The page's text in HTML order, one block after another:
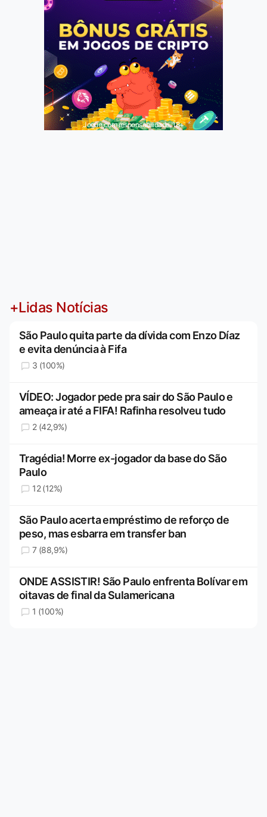
Jogue com responsabilidade. 18+
+Lidas Notícias
São Paulo quita parte da dívida com Enzo Díaz
e evita denúncia à Fifa
3 (100%)
VÍDEO: Jogador pede pra sair do São Paulo e
ameaça ir até a FIFA! Rafinha resolveu tudo
2 (42,9%)
Tragédia! Morre ex-jogador da base do São
Paulo
12 (12%)
São Paulo acerta empréstimo de reforço de
peso, mas esbarra em transfer ban
7 (88,9%)
ONDE ASSISTIR! São Paulo enfrenta Bolívar em
oitavas de final da Sulamericana
1 (100%)